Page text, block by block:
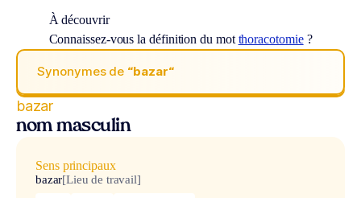
À découvrir
Connaissez-vous la définition du mot thoracotomie?
Synonymes de “bazar“
bazar
nom masculin
Sens principaux
bazar[Lieu de travail]